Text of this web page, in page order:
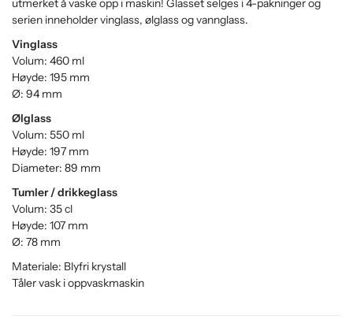
utmerket å vaske opp i maskin! Glasset selges i 4-pakninger og
serien inneholder vinglass, ølglass og vannglass.
Vinglass
Volum: 460 ml
Høyde: 195 mm
Ø: 94 mm
Ølglass
Volum: 550 ml
Høyde: 197 mm
Diameter: 89 mm
Tumler / drikkeglass
Volum: 35 cl
Høyde: 107 mm
Ø: 78 mm
Materiale: Blyfri krystall
Tåler vask i oppvaskmaskin